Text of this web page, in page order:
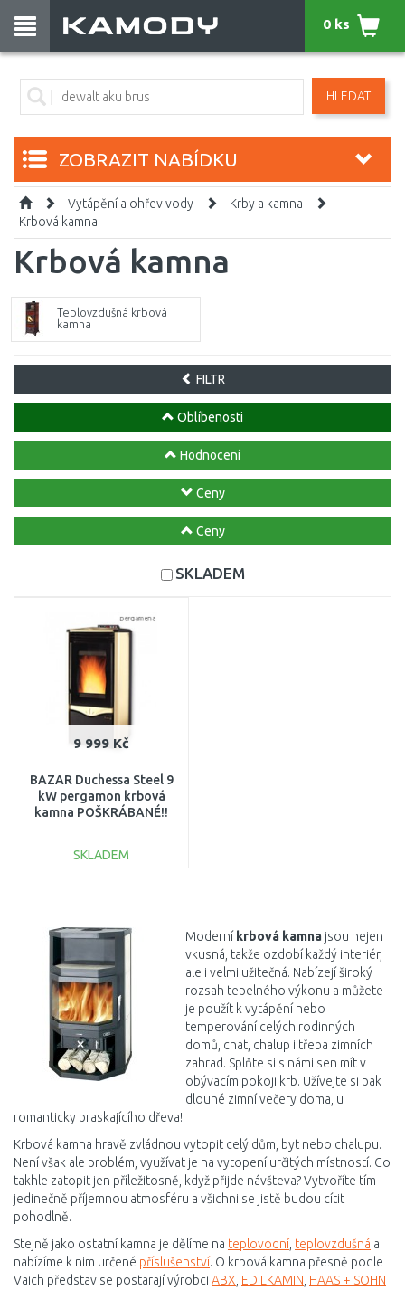
HLEDAT
0 ks
ZOBRAZIT NABÍDKU
Vytápění a ohřev vody
Krby a kamna
Krbová kamna
Krbová kamna
Teplovzdušná krbová
kamna
FILTR
Oblíbenosti
Hodnocení
Ceny
Ceny
SKLADEM
9 999 Kč
BAZAR Duchessa Steel 9
kW pergamon krbová
kamna POŠKRÁBANÉ!!
SKLADEM
Porovnat
Moderní krbová kamna jsou nejen
vkusná, takže ozdobí každý interiér,
ale i velmi užitečná. Nabízejí široký
rozsah tepelného výkonu a můžete
je použít k vytápění nebo
temperování celých rodinných
domů, chat, chalup i třeba zimních
zahrad. Splňte si s námi sen mít v
obývacím pokoji krb. Užívejte si pak
dlouhé zimní večery doma, u
romanticky praskajícího dřeva!
Krbová kamna hravě zvládnou vytopit celý dům, byt nebo chalupu.
Není však ale problém, využívat je na vytopení určitých místností. Co
takhle zatopit jen příležitosně, když přijde návšteva? Vytvoříte tím
jedinečně příjemnou atmosféru a všichni se jistě budou cítit
pohodlně.
Stejně jako ostatní kamna je dělíme na teplovodní teplovzdušná a
nabízíme k nim určené příslušenství. O krbová kamna přesně podle
Vaich představ se postarají výrobci ABX EDILKAMIN HAAS + SOHN